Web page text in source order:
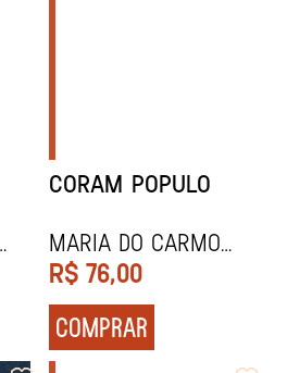
CORAM POPULO
Maria do Carmo
Ferreira
R$ 76,00
COMPRAR